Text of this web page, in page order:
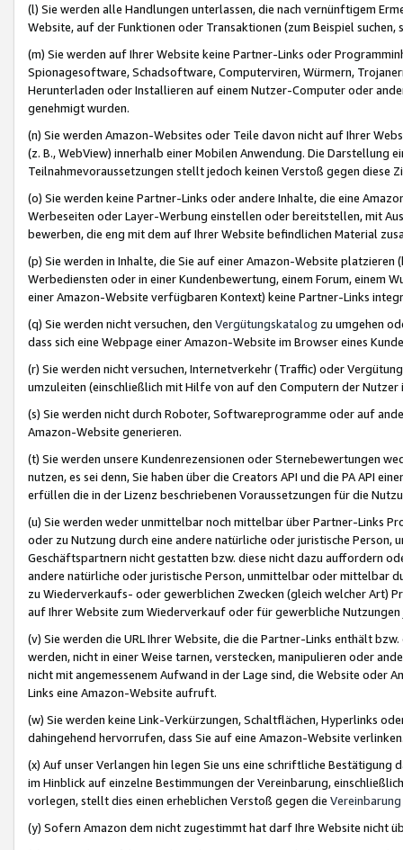
(l) Sie werden alle Handlungen unterlassen, die nach vernünftigem
Website, auf der Funktionen oder Transaktionen (zum Beispiel
(m) Sie werden auf Ihrer Website keine Partner-Links oder
Spionagesoftware, Schadsoftware, Computerviren, Würmern,
Herunterladen oder Installieren auf einem Nutzer-Computer oder
genehmigt wurden.
(n) Sie werden Amazon-Websites oder Teile davon nicht auf Ihrer
(z. B., WebView) innerhalb einer Mobilen Anwendung. Die Darstellung
Teilnahmevoraussetzungen stellt jedoch keinen Verstoß gegen diese
(o) Sie werden keine Partner-Links oder andere Inhalte, die eine
Werbeseiten oder Layer-Werbung einstellen oder bereitstellen, mit
bewerben, die eng mit dem auf Ihrer Website befindlichen Material
(p) Sie werden in Inhalte, die Sie auf einer Amazon-Website
Werbediensten oder in einer Kundenbewertung, einem Forum, einem
einer Amazon-Website verfügbaren Kontext) keine Partner-Links
(q) Sie werden nicht versuchen, den Vergütungskatalog zu umgehen
dass sich eine Webpage einer Amazon-Website im Browser eines
(r) Sie werden nicht versuchen, Internetverkehr (Traffic) oder
umzuleiten (einschließlich mit Hilfe von auf den Computern der
(s) Sie werden nicht durch Roboter, Softwareprogramme oder auf
Amazon-Website generieren.
(t) Sie werden unsere Kundenrezensionen oder Sternebewertungen
nutzen, es sei denn, Sie haben über die Creators API und die PA API
erfüllen die in der Lizenz beschriebenen Voraussetzungen für die
(u) Sie werden weder unmittelbar noch mittelbar über Partner-Links
oder zu Nutzung durch eine andere natürliche oder juristische
Geschäftspartnern nicht gestatten bzw. diese nicht dazu auffordern
andere natürliche oder juristische Person, unmittelbar oder mittelbar
zu Wiederverkaufs- oder gewerblichen Zwecken (gleich welcher Art)
auf Ihrer Website zum Wiederverkauf oder für gewerbliche
(v) Sie werden die URL Ihrer Website, die die Partner-Links enthält
werden, nicht in einer Weise tarnen, verstecken, manipulieren oder
nicht mit angemessenem Aufwand in der Lage sind, die Website oder
Links eine Amazon-Website aufruft.
(w) Sie werden keine Link-Verkürzungen, Schaltflächen, Hyperlinks
dahingehend hervorrufen, dass Sie auf eine Amazon-Website
(x) Auf unser Verlangen hin legen Sie uns eine schriftliche
im Hinblick auf einzelne Bestimmungen der Vereinbarung,
vorlegen, stellt dies einen erheblichen Verstoß gegen die Vereinbarung
(y) Sofern Amazon dem nicht zugestimmt hat darf Ihre Website nicht